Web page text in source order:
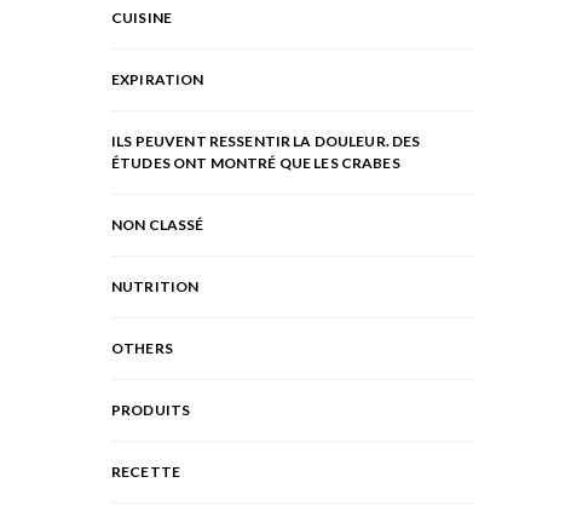
CUISINE
EXPIRATION
ILS PEUVENT RESSENTIR LA DOULEUR. DES
ÉTUDES ONT MONTRÉ QUE LES CRABES
NON CLASSÉ
NUTRITION
OTHERS
PRODUITS
RECETTE